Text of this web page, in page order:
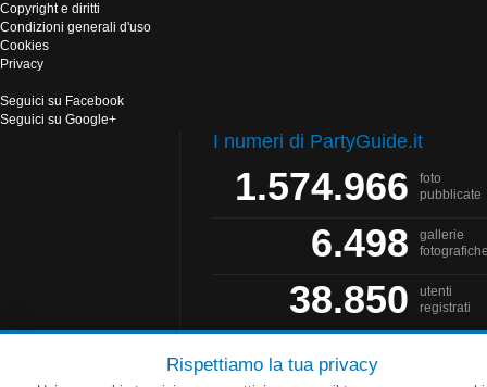
Copyright e diritti
Condizioni generali d'uso
Cookies
Privacy
Seguici su Facebook
Seguici su Google+
I numeri di PartyGuide.it
1.574.966
foto
pubblicate
6.498
gallerie
38.850
utenti
registrati
Web Solution Salonna Web Designer
Rispettiamo la tua privacy